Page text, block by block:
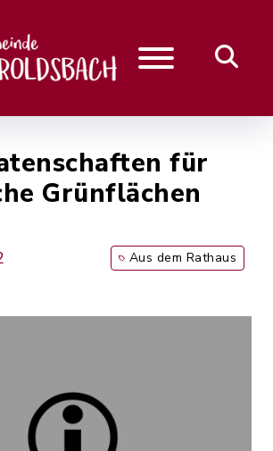
für
Grünflächen
Aus dem Rathaus